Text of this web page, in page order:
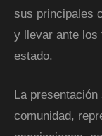
sus principales
y llevar ante los
estado.
La
comunidad,